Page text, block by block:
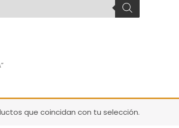
que coincidan con tu selección.